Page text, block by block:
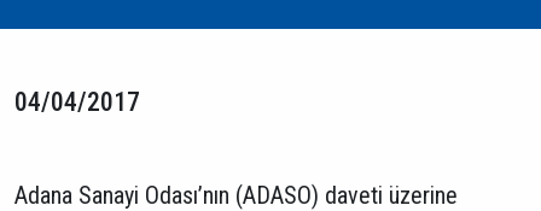
04/04/2017
Adana Sanayi Odası’nın (ADASO) daveti üzerine